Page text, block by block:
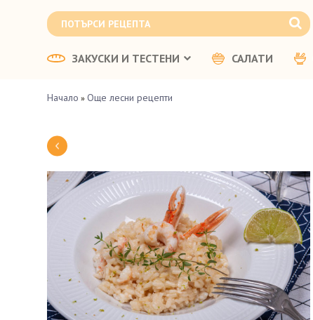
ЗАКУСКИ И ТЕСТЕНИ САЛАТИ
Начало » Още лесни рецепти